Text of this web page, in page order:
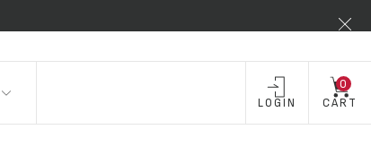
飲料
LOGIN
0
CART